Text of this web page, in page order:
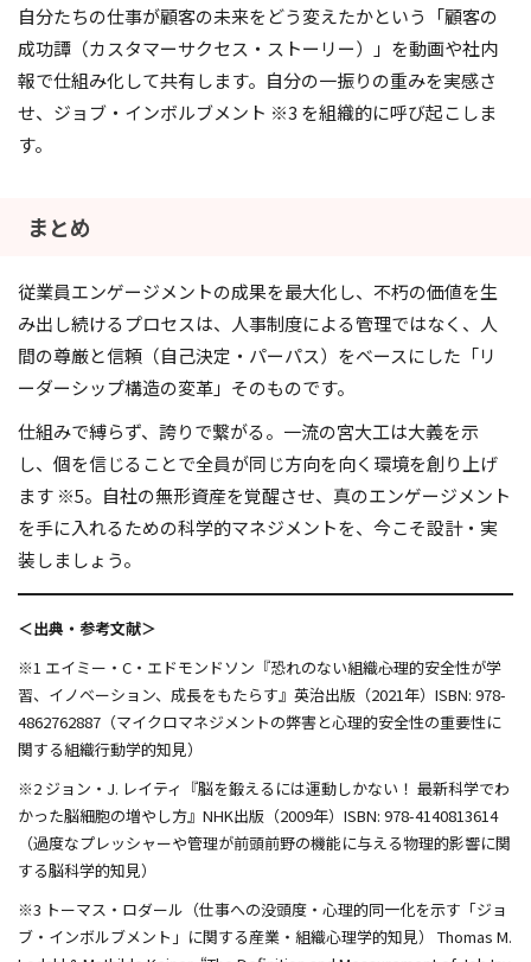
自分たちの仕事が顧客の未来をどう変えたかという「顧客の
成功譚（カスタマーサクセス・ストーリー）」を動画や社内
報で仕組み化して共有します。自分の一振りの重みを実感さ
せ、ジョブ・インボルブメント ※3 を組織的に呼び起こしま
す。
まとめ
従業員エンゲージメントの成果を最大化し、不朽の価値を生
み出し続けるプロセスは、人事制度による管理ではなく、人
間の尊厳と信頼（自己決定・パーパス）をベースにした「リ
ーダーシップ構造の変革」そのものです。
仕組みで縛らず、誇りで繋がる。一流の宮大工は大義を示
し、個を信じることで全員が同じ方向を向く環境を創り上げ
ます ※5。自社の無形資産を覚醒させ、真のエンゲージメント
を手に入れるための科学的マネジメントを、今こそ設計・実
装しましょう。
＜出典・参考文献＞
※1 エイミー・C・エドモンドソン『恐れのない組織――心理的安全性が学
習、イノベーション、成長をもたらす』英治出版（2021年）ISBN: 978-
4862762887（マイクロマネジメントの弊害と心理的安全性の重要性に
関する組織行動学的知見）
※2 ジョン・J. レイティ『脳を鍛えるには運動しかない！ 最新科学でわ
かった脳細胞の増やし方』NHK出版（2009年）ISBN: 978-4140813614
（過度なプレッシャーや管理が前頭前野の機能に与える物理的影響に関
する脳科学的知見）
※3 トーマス・ロダール（仕事への没頭度・心理的同一化を示す「ジョ
ブ・インボルブメント」に関する産業・組織心理学的知見） Thomas M.